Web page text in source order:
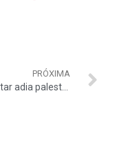
PRÓXIMA
Auditar adia palestra sobre Perfis de Investimento em virtude do coronavírus